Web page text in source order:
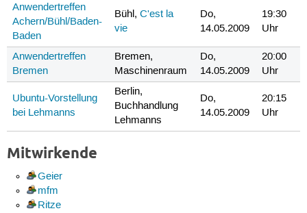
Anwendertreffen
Achern/Bühl/Baden-
Baden
Bühl,C'est la
vie
Do,
14.05.2009
19:30
Uhr
Anwendertreffen
Bremen
Bremen,
Maschinenraum
Do,
14.05.2009
20:00
Uhr
Ubuntu-Vorstellung
bei Lehmanns
Berlin,
Buchhandlung
Lehmanns
Do,
14.05.2009
20:15
Uhr
Mitwirkende
Geier
mfm
Ritze